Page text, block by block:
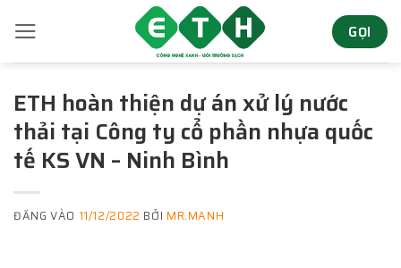
qua
nội
GỌI
ETH hoàn thiện dự án xử lý nước
thải tại Công ty cổ phần nhựa quốc
tế KS VN – Ninh Bình
ĐĂNG VÀO 11/12/2022 BỞI MR.MANH